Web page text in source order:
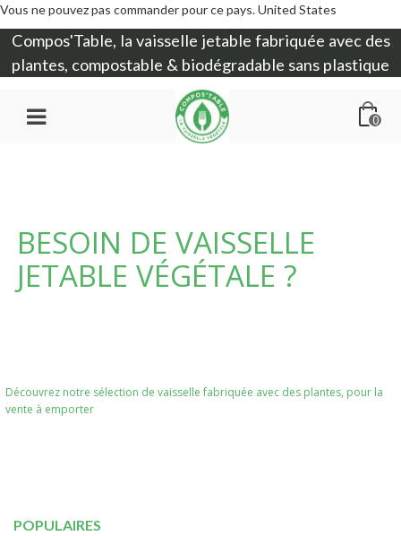
Vous ne pouvez pas commander pour ce pays.United States
Compos'Table, la vaisselle jetable fabriquée avec des
plantes, compostable & biodégradable sans plastique
0
Je découvre
BESOIN DE VAISSELLE
JETABLE VÉGÉTALE ?
Découvrez notre sélection de vaisselle fabriquée avec des plantes, pour la
vente à emporter
POPULAIRES